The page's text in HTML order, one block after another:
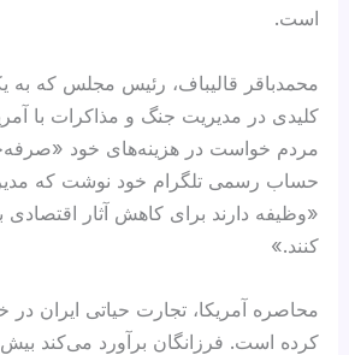
است.
محمدباقر قالیباف، رئیس مجلس که به
کلیدی در مدیریت جنگ و مذاکرات با
مردم خواست در هزینه‌های خود
حساب رسمی تلگرام خود نوشت که
«وظیفه دارند برای کاهش آثار اقتصادی
کنند.»
محاصره آمریکا، تجارت حیاتی ایران